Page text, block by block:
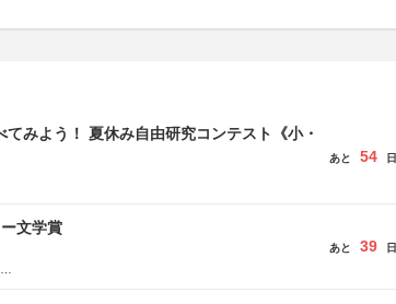
みよう！ 夏休み自由研究コンテスト《小・
あと 54 日
文学賞
あと 39 日